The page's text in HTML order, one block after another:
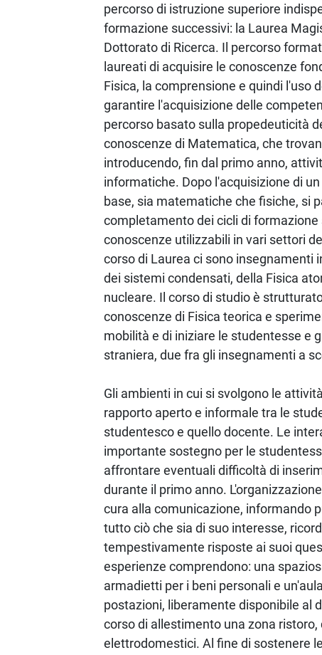
percorso di istruzione superiore
formazione successivi: la Laurea
Dottorato di Ricerca. Il percorso
laureati di acquisire le conoscenze
Fisica, la comprensione e quindi l'uso
garantire l'acquisizione delle
percorso basato sulla propedeuticità
conoscenze di Matematica, che
introducendo, fin dal primo anno,
informatiche. Dopo l'acquisizione di
base, sia matematiche che fisiche, si
completamento dei cicli di
conoscenze utilizzabili in vari settori
corso di Laurea ci sono insegnamenti
dei sistemi condensati, della Fisica
nucleare. Il corso di studio è
conoscenze di Fisica teorica e
mobilità e di iniziare le studentesse e
straniera, due fra gli insegnamenti a
Gli ambienti in cui si svolgono le
rapporto aperto e informale tra le
studentesco e quello docente. Le
importante sostegno per le
affrontare eventuali difficoltà di
durante il primo anno.
cura alla comunicazione, informando
tutto ciò che sia di suo interesse,
tempestivamente risposte ai suoi
esperienze comprendono: una
armadietti per i beni personali e
postazioni, liberamente disponibile al
corso di allestimento una zona
elettrodomestici. Al fine di sostenere